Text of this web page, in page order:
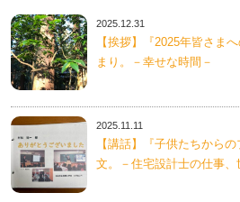
2025.12.31
【挨拶】『2025年皆さま
まり。－幸せな時間－
2025.11.11
【講話】『子供たちから
文。－住宅設計士の仕事、